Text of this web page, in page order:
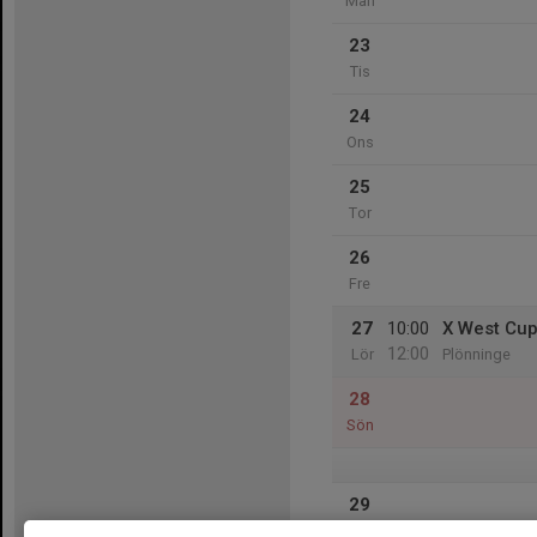
23
Tis
24
Ons
25
Tor
26
Fre
27
Lör
10:00
12:00
X West Cup
Plönninge
28
Sön
29